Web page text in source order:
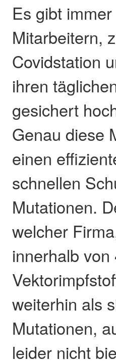
Es gibt
Mitarbeitern,
Covidstation
ihren
gesichert
Genau diese
einen
schnellen
Mutationen.
welcher
innerhalb
weiterhin als
Mutationen,
leider nicht